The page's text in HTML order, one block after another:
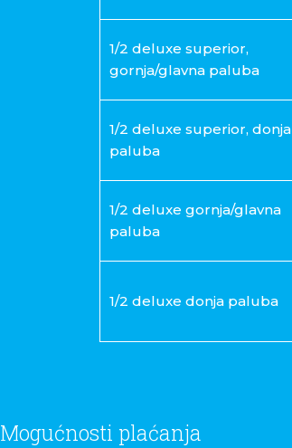
1/2 deluxe superior,
gornja/glavna paluba
1/2 deluxe superior, donja
paluba
1/2 deluxe gornja/glavna
paluba
1/2 deluxe donja paluba
Mogućnosti plaćanja